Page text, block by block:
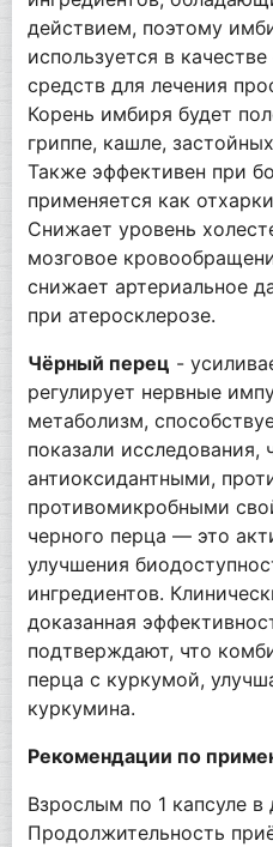
действием, поэтому
используется в
средств для лечения
Корень имбиря будет
гриппе, кашле,
Также эффективен при
применяется как
Снижает уровень
мозговое
снижает артериальное
при атеросклерозе.
Чёрный перец -
регулирует нервные
метаболизм,
показали исследования,
антиоксидантными,
противомикробными
черного перца — это
улучшения
ингредиентов.
доказанная
подтверждают, что
перца с куркумой,
куркумина.
Рекомендации по
Взрослым по 1 капсуле
Продолжительность